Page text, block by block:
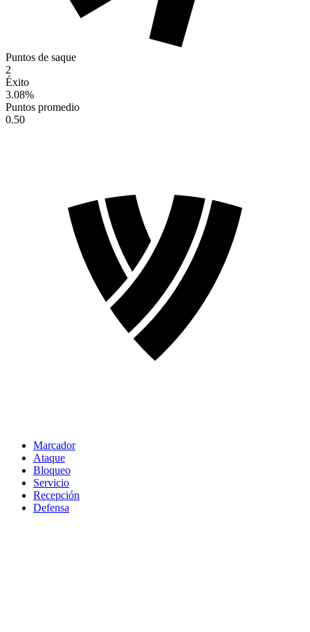
Puntos de saque
2
Éxito
3.08%
Puntos promedio
0.50
Marcador
Ataque
Bloqueo
Servicio
Recepción
Defensa